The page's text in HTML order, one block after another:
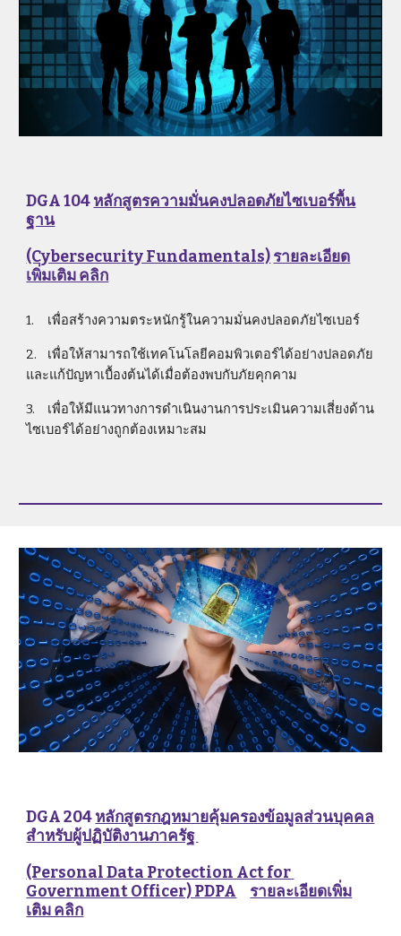
DGA 104 หลักสูตรความมั่นคงปลอดภัยไซเบอร์พื้น
ฐาน
(Cybersecurity Fundamentals)รายละเอียด
เพิ่มเติม คลิก
1. เพื่อสร้างความตระหนักรู้ในความมั่นคงปลอดภัยไซเบอร์
2.
เพื่อให้สามารถใช้เทคโนโลยีคอมพิวเตอร์ได้อย่างปลอดภัย
และแก้ปัญหาเบื้องต้นได้เมื่อต้องพบกับภัยคุกคาม
3.
เพื่อให้มีแนวทางการดำเนินงานการประเมินความเสี่ยงด้าน
ไซเบอร์ได้อย่างถูกต้องเหมาะสม
DGA 204 หลักสูตรกฎหมายคุ้มครองข้อมูลส่วนบุคคล
สำหรับผู้ปฏิบัติงานภาครัฐ
(Personal Data Protection Act for
Government Officer) PDPA
รายละเอียดเพิ่ม
เติม คลิก